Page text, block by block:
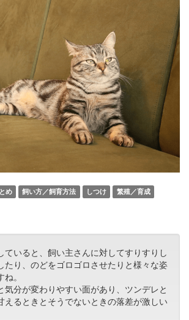
め 飼い方／飼育方法 しつけ
繁殖／育成
ていると、飼い主さんに対してすりすりし
たり、のどをゴロゴロさせたりと様々な姿
。
気分が変わりやすい面があり、ツンデレと
えるときとそうでないときの落差が激しい